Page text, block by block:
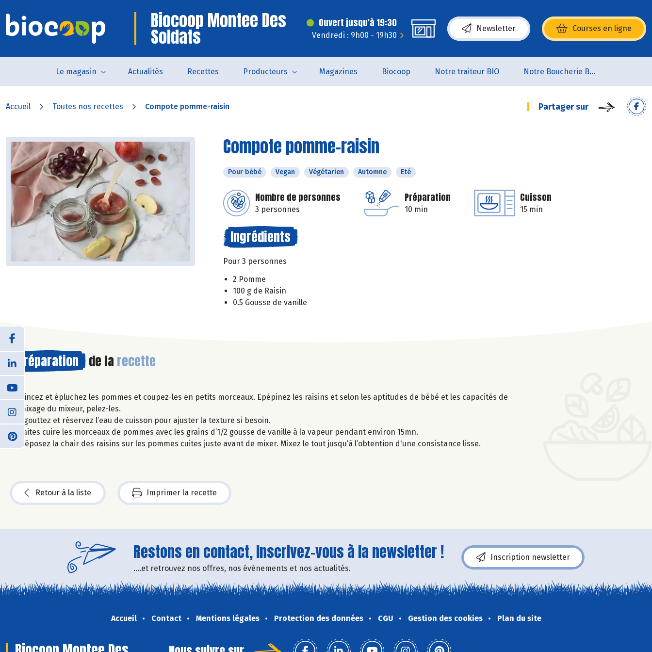
Biocoop Montee Des
Soldats
Ouvert jusqu'à 19:30
Vendredi : 9h00 - 19h30
Newsletter Courses en ligne
(s’ouvre dans une nouvelle fenêtre)
Le magasin Actualités Recettes Producteurs Magazines Biocoop Notre traiteur BIO Notre Boucherie BIO
Accueil Toutes nos recettes Compote pomme-raisin Partager sur
Compote pomme-raisin
Pour bébé Vegan Végétarien Automne Eté
Nombre de personnes
3 personnes
Préparation
10 min
Cuisson
15 min
Ingrédients
Pour 3 personnes
2 Pomme
100 g de Raisin
0.5 Gousse de vanille
Préparation de la recette
Rincez et épluchez les pommes et coupez-les en petits morceaux. Epépinez les raisins et selon les aptitudes de bébé et les capacités de
mixage du mixeur, pelez-les.
Egouttez et réservez l’eau de cuisson pour ajuster la texture si besoin.
Faites cuire les morceaux de pommes avec les grains d’1/2 gousse de vanille à la vapeur pendant environ 15mn.
Déposez la chair des raisins sur les pommes cuites juste avant de mixer. Mixez le tout jusqu’à l’obtention d'une consistance lisse.
Retour à la liste Imprimer la recette
Restons en contact, inscrivez-vous à la newsletter !
....et retrouvez nos offres, nos événements et nos actualités.
Inscription newsletter
Accueil Contact Mentions légales Protection des données CGU Gestion des cookies Plan du site